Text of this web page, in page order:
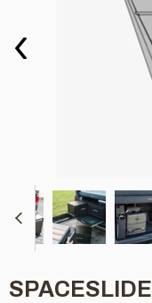
SPACESLIDE